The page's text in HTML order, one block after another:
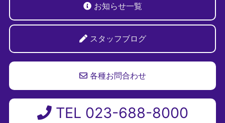
お知らせ一覧
スタッフブログ
各種お問合わせ
TEL 023-688-8000